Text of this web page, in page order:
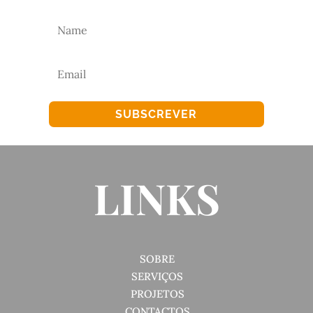
SUBSCREVER
LINKS
SOBRE
SERVIÇOS
PROJETOS